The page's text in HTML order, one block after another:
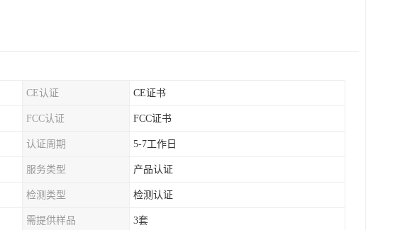
CE认证 CE证书
FCC认证 FCC证书
认证周期 5-7工作日
服务类型 产品认证
检测类型 检测认证
需提供样品 3套